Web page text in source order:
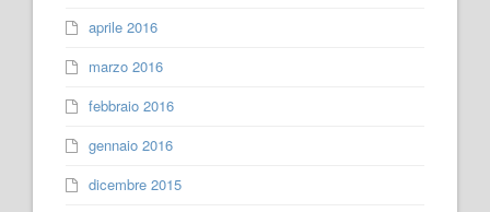
aprile 2016
marzo 2016
febbraio 2016
gennaio 2016
dicembre 2015